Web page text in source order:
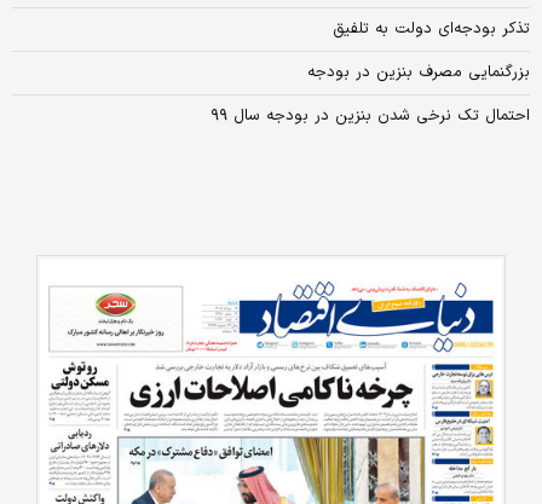
تذکر بودجه‌ای دولت به تلفیق
بزرگنمایی مصرف بنزین در بودجه
احتمال تک نرخی شدن بنزین در بودجه سال ۹۹